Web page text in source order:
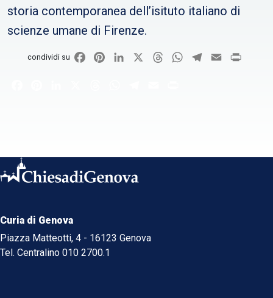
storia contemporanea dell’isituto italiano di
scienze umane di Firenze.
condividi su FacebookPinterestLinkedIn ThreadsWhatsApp
Telegram
Email
Curia di Genova
Piazza Matteotti, 4 - 16123 Genova
Tel. Centralino 010 2700.1